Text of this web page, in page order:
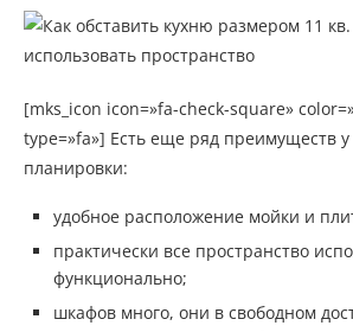
[mks_icon icon=»fa-check-square»
type=»fa»] Есть еще ряд преимуществ у
планировки:
удобное расположение мойки и
практически все пространство
функционально;
шкафов много, они в свободном